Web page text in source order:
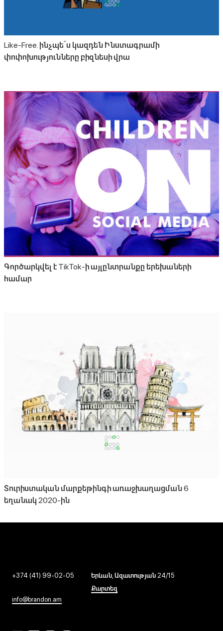
Like-Free. ինչպե՞ս կազդեն Ինստագրամի
փոփոխությունները բիզնեսի վրա
Գործարկվել է TikTok-ի այլընտրանքը երեխաների
համար
Տուրիստական մարքեթինգի առաջխաղացման 6
եղանակ 2020-ին
+374 (41) 99-02-05
info@brandon.am
Երևան, Ազատության 24/15
Քարտեզ